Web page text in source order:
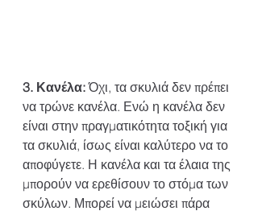
3. Κανέλα: Όχι, τα σκυλιά δεν πρέπει
να τρώνε κανέλα. Ενώ η κανέλα δεν
είναι στην πραγματικότητα τοξική για
τα σκυλιά, ίσως είναι καλύτερο να το
αποφύγετε. Η κανέλα και τα έλαια της
μπορούν να ερεθίσουν το στόμα των
σκύλων. Μπορεί να μειώσει πάρα